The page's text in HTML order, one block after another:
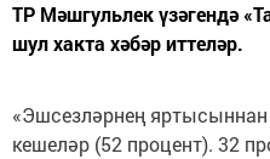
ТР Мәшгульлек үзәгендә
шул хакта хәбәр иттеләр.
«Эшсезләрнең
кешеләр (52 процент). 32